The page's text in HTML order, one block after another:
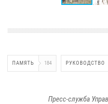
ПАМЯТЬ 184 РУКОВОДСТВО
Пресс-служба